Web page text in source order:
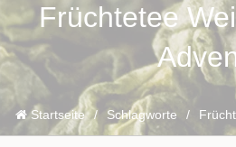
Früchtetee
Startseite / Schlagworte /